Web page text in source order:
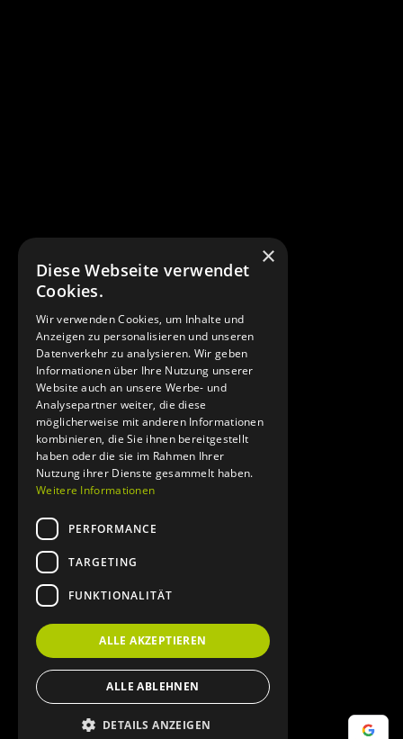
×
Diese Webseite verwendet
Cookies.
Wir verwenden Cookies, um Inhalte und
Anzeigen zu personalisieren und unseren
Datenverkehr zu analysieren. Wir geben
Informationen über Ihre Nutzung unserer
Website auch an unsere Werbe- und
Analysepartner weiter, die diese
möglicherweise mit anderen Informationen
kombinieren, die Sie ihnen bereitgestellt
haben oder die sie im Rahmen Ihrer
Nutzung ihrer Dienste gesammelt haben.
Weitere Informationen
PERFORMANCE
TARGETING
FUNKTIONALITÄT
ALLE AKZEPTIEREN
ALLE ABLEHNEN
DETAILS ANZEIGEN